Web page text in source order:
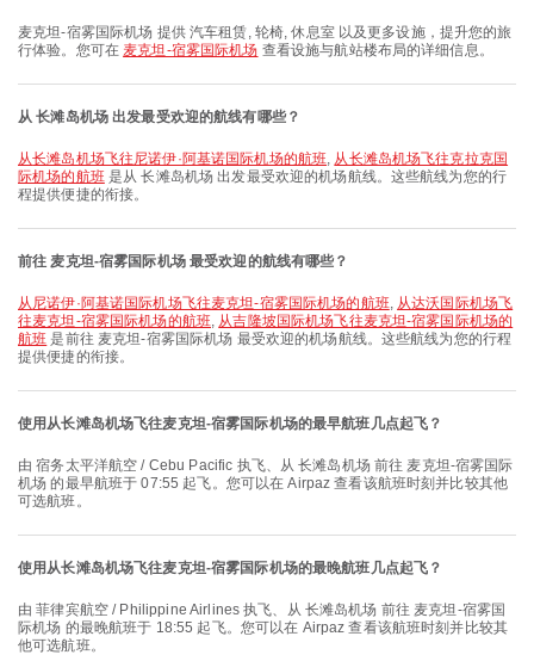
麦克坦-宿雾国际机场 提供 汽车租赁, 轮椅, 休息室 以及更多设施，提升您的旅
行体验。您可在 麦克坦-宿雾国际机场 查看设施与航站楼布局的详细信息。
从 长滩岛机场 出发最受欢迎的航线有哪些？
从长滩岛机场飞往尼诺伊·阿基诺国际机场的航班, 从长滩岛机场飞往克拉克国
际机场的航班是从 长滩岛机场 出发最受欢迎的机场航线。这些航线为您的行
程提供便捷的衔接。
前往 麦克坦-宿雾国际机场 最受欢迎的航线有哪些？
从尼诺伊·阿基诺国际机场飞往麦克坦-宿雾国际机场的航班, 从达沃国际机场飞
往麦克坦-宿雾国际机场的航班, 从吉隆坡国际机场飞往麦克坦-宿雾国际机场的
航班 是前往 麦克坦-宿雾国际机场 最受欢迎的机场航线。这些航线为您的行程
提供便捷的衔接。
使用从长滩岛机场飞往麦克坦-宿雾国际机场的最早航班几点起飞？
由 宿务太平洋航空 / Cebu Pacific 执飞、从 长滩岛机场 前往 麦克坦-宿雾国际
机场 的最早航班于 07:55 起飞。您可以在 Airpaz 查看该航班时刻并比较其他
可选航班。
使用从长滩岛机场飞往麦克坦-宿雾国际机场的最晚航班几点起飞？
由 菲律宾航空 / Philippine Airlines 执飞、从 长滩岛机场 前往 麦克坦-宿雾国
际机场 的最晚航班于 18:55 起飞。您可以在 Airpaz 查看该航班时刻并比较其
他可选航班。